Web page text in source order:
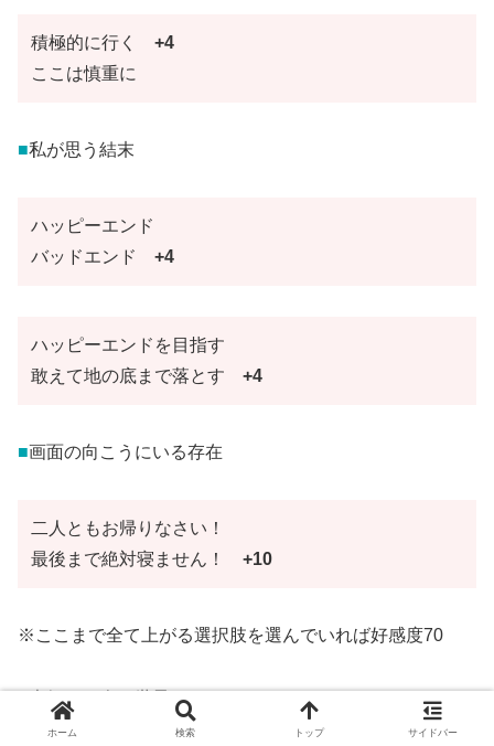
積極的に行く +4
ここは慎重に
■私が思う結末
ハッピーエンド
バッドエンド +4
ハッピーエンドを目指す
敢えて地の底まで落とす +4
■画面の向こうにいる存在
二人ともお帰りなさい！
最後まで絶対寝ません！ +10
※ここまで全て上がる選択肢を選んでいれば好感度70
大好きな人の世界より
ホーム 検索 トップ サイドバー